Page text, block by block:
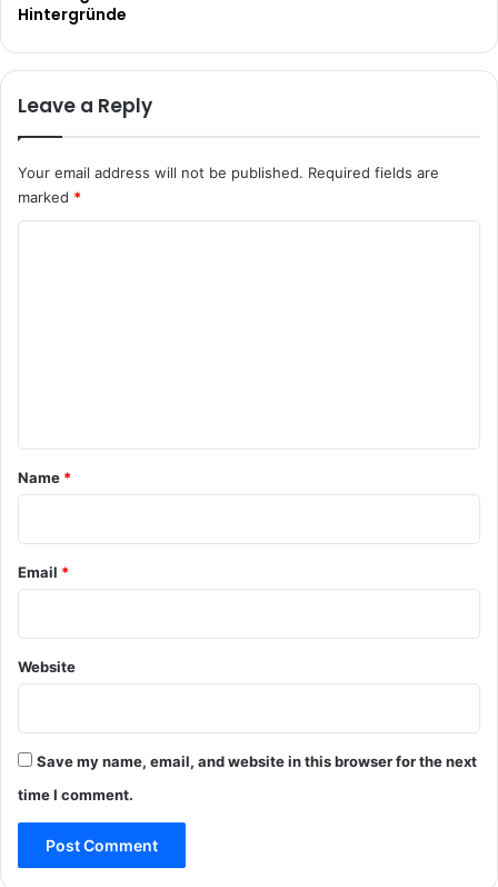
Hintergründe
Leave a Reply
Your email address will not be published. Required fields are
marked *
*
Name *
Email *
Website
Save my name, email, and website in this browser for the next
time I comment.